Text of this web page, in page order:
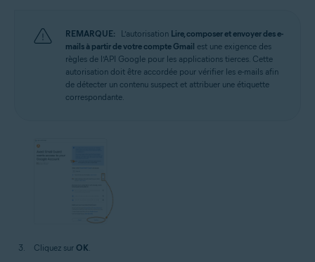
REMARQUE: L’autorisation Lire, composer et envoyer des e-
mails à partir de votre compte Gmail est une exigence des
règles de l’API Google pour les applications tierces. Cette
autorisation doit être accordée pour vérifier les e-mails afin
de détecter un contenu suspect et attribuer une étiquette
correspondante.
Cliquez sur OK.